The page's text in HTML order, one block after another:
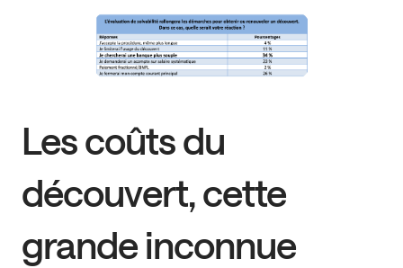
Les coûts du
découvert, cette
grande inconnue